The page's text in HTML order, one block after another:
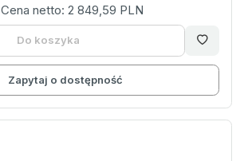
Cena netto: 2 849,59 PLN
Do koszyka
Zapytaj o dostępność